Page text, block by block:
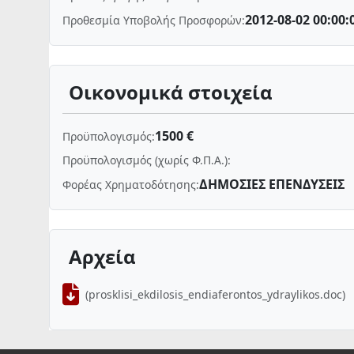
Προθεσμία Υποβολής Προσφορών:2012-08-02
Οικονομικά στοιχεία
Προϋπολογισμός:1500 €
Προϋπολογισμός (χωρίς Φ.Π.Α.):
Φορέας Χρηματοδότησης:ΔΗΜΟΣΙΕΣ ΕΠΕΝΔΥΣΕΙΣ
Αρχεία
(prosklisi_ekdilosis_endiaferontos_ydraylikos.doc)